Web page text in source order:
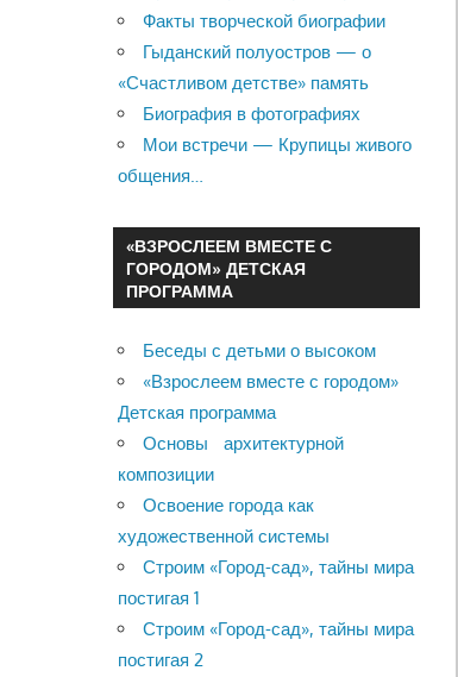
Факты творческой биографии
Гыданский полуостров — о
«Счастливом детстве» память
Биография в фотографиях
Мои встречи — Крупицы живого
общения…
«ВЗРОСЛЕЕМ ВМЕСТЕ С
ГОРОДОМ» ДЕТСКАЯ
ПРОГРАММА
Беседы с детьми о высоком
«Взрослеем вместе с городом»
Детская программа
Основы архитектурной
композиции
Освоение города как
художественной системы
Строим «Город-сад», тайны мира
постигая 1
Строим «Город-сад», тайны мира
постигая 2